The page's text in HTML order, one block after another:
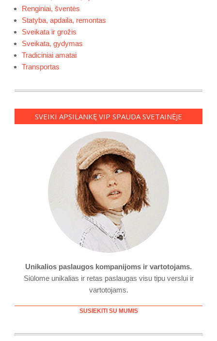
Renginiai, šventės
Statyba, apdaila, remontas
Sveikata ir grožis
Sveikata, gydymas
Tradiciniai amatai
Transportas
SVEIKI APSILANKĘ VIP SPAUDA SVETAINĖJE
Unikalios paslaugos kompanijoms ir vartotojams.
Siūlome unikalias ir retas paslaugas visu tipu verslui ir
vartotojams.
SUSIEKITI SU MUMIS